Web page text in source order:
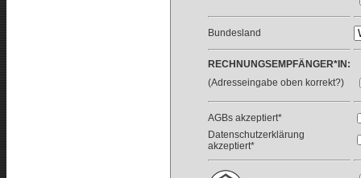
Bundesland
RECHNUNGSEMPFÄNGER*IN:
(Adresseingabe oben korrekt?)
AGBs akzeptiert*
Datenschutzerklärung
akzeptiert*